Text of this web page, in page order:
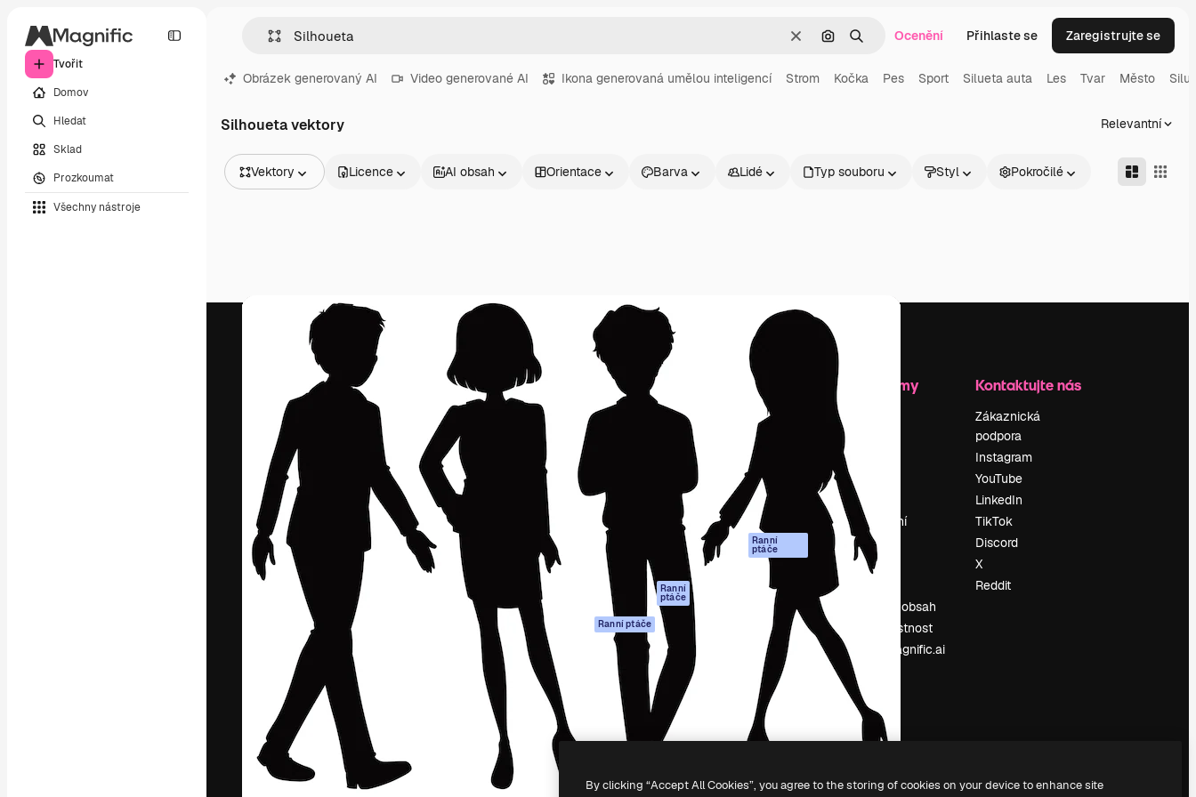
Tvořit
Domov
Hledat
Sklad
Prozkoumat
Všechny nástroje
ZrušitHledat podle obrázku
HledatOcenění Přihlaste se Zaregistrujte se
Obrázek generovaný AI Video generované AI Ikona generovaná umělou inteligencí Strom Kočka Pes Sport Silueta auta Les Tvar Město
Silhoueta vektory Relevantní
Vektory
Videa
Pohybová grafika
Video šablony
Licence AI obsah Orientace Barva Lidé Typ souboru Styl Pokročilé
Kreativní platforma pro tvorbu vaší nejlepší
práce. Více než 1 milion předplatitelů napříč
kreativci, podniky, agenturami a studii.
Produkty
Spaces
AI asistent
AI generátor
obrázků
AI generátor videa
AI hlasový
generátor
Stock obsah
Claude/ChatGPT
Ranní
ptáče
Ranní ptáče
Mobilní aplikace
Všechny nástroje
Magnific
Dokumentace
Podmínky použití
Zásady ochrany
osobních údajů
Originály
Ranní
ptáče
Zásady používání
souborů cookie
Centrum důvěry
Zdroje firmy
Ocenění
O nás
Recenze
Kariéra
Trendy
vyhledávání
Blog
Události
Slidesgo
Prodávejte obsah
Tisková místnost
Hledáte magnific.ai
Kontaktujte nás
Zákaznická
podpora
Instagram
YouTube
LinkedIn
TikTok
Discord
X
Reddit
Copyright © 2010-2026 Freepik Company S.L.U. Všechna práva vyhrazena
By clicking “Accept All Cookies”, you agree to the storing of cookies on your device to enhance site